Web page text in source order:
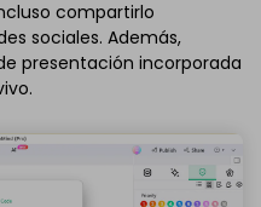
compartirlo
sociales. Además,
presentación incorporada